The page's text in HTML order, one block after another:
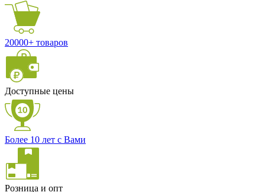
20000+ товаров
Доступные цены
Более 10 лет с Вами
Розница и опт